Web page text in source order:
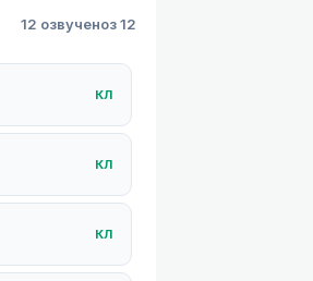
12 озвученоз 12
КЛ
КЛ
КЛ